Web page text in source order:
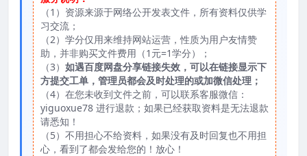
（1）资源来源于网络公开发表文件，所有资料仅供学
习交流；
（2）学分仅用来维持网站运营，性质为用户友情赞
助，并非购买文件费用（1元=1学分）；
（3） 如遇百度网盘分享链接失效，可以在链接显示下
方提交工单，管理员都会及时处理的或加微信处理；
（4）在您未收到文件之前，可以联系客服微信：
yiguoxue78 进行退款；如果已经获取资料是无法退款
请悉知！
（5）不用担心不给资料，如果没有及时回复也不用担
心，看到了都会发给您的！放心！